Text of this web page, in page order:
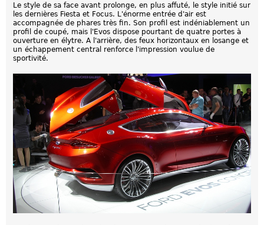
Le style de sa face avant prolonge, en plus affuté, le style initié sur
les dernières Fiesta et Focus. L'énorme entrée d'air est
accompagnée de phares très fin. Son profil est indéniablement un
profil de coupé, mais l'Evos dispose pourtant de quatre portes à
ouverture en élytre. A l'arrière, des feux horizontaux en losange et
un échappement central renforce l'impression voulue de
sportivité.